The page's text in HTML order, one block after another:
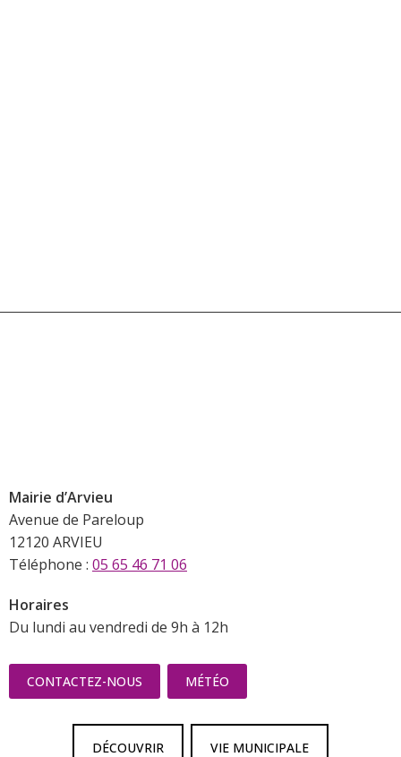
Mairie d’Arvieu
Avenue de Pareloup
12120 ARVIEU
Téléphone : 05 65 46 71 06
Horaires
Du lundi au vendredi de 9h à 12h
CONTACTEZ-NOUS MÉTÉO
DÉCOUVRIR VIE MUNICIPALE